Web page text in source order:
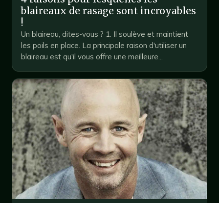
blaireaux de rasage sont incroyables
!
Un blaireau, dites-vous ? 1. Il soulève et maintient
les poils en place. La principale raison d'utiliser un
blaireau est qu'il vous offre une meilleure...